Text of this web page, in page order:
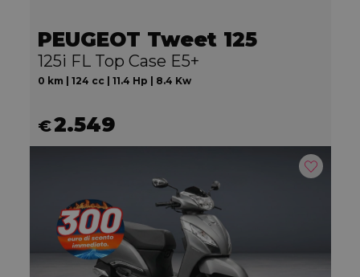
PEUGEOT Tweet 125
125i FL Top Case E5+
0 km | 124 cc | 11.4 Hp | 8.4 Kw
€2.549